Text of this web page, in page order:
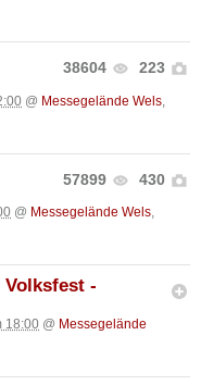
38604 223
@ Messegelände Wels,
57899 430
@ Messegelände Wels,
Volksfest -
18:00 @ Messegelände